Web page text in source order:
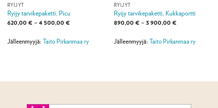
RYIJYT
Ryijy tarvikepaketti, Picu
620,00 € – 4 500,00 €Hintaluokka:
4
500,00 €
Jälleenmyyjä: Taito Pirkanmaa ry
RYIJYT
Ryijy tarvikepaketti, Kukkaportti
890,00 € – 3 900,00 €Hintaluokka:
3
900,00 €
Jälleenmyyjä: Taito Pirkanmaa ry